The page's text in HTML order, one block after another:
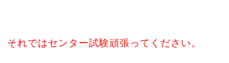
それではセンター試験頑張ってください。